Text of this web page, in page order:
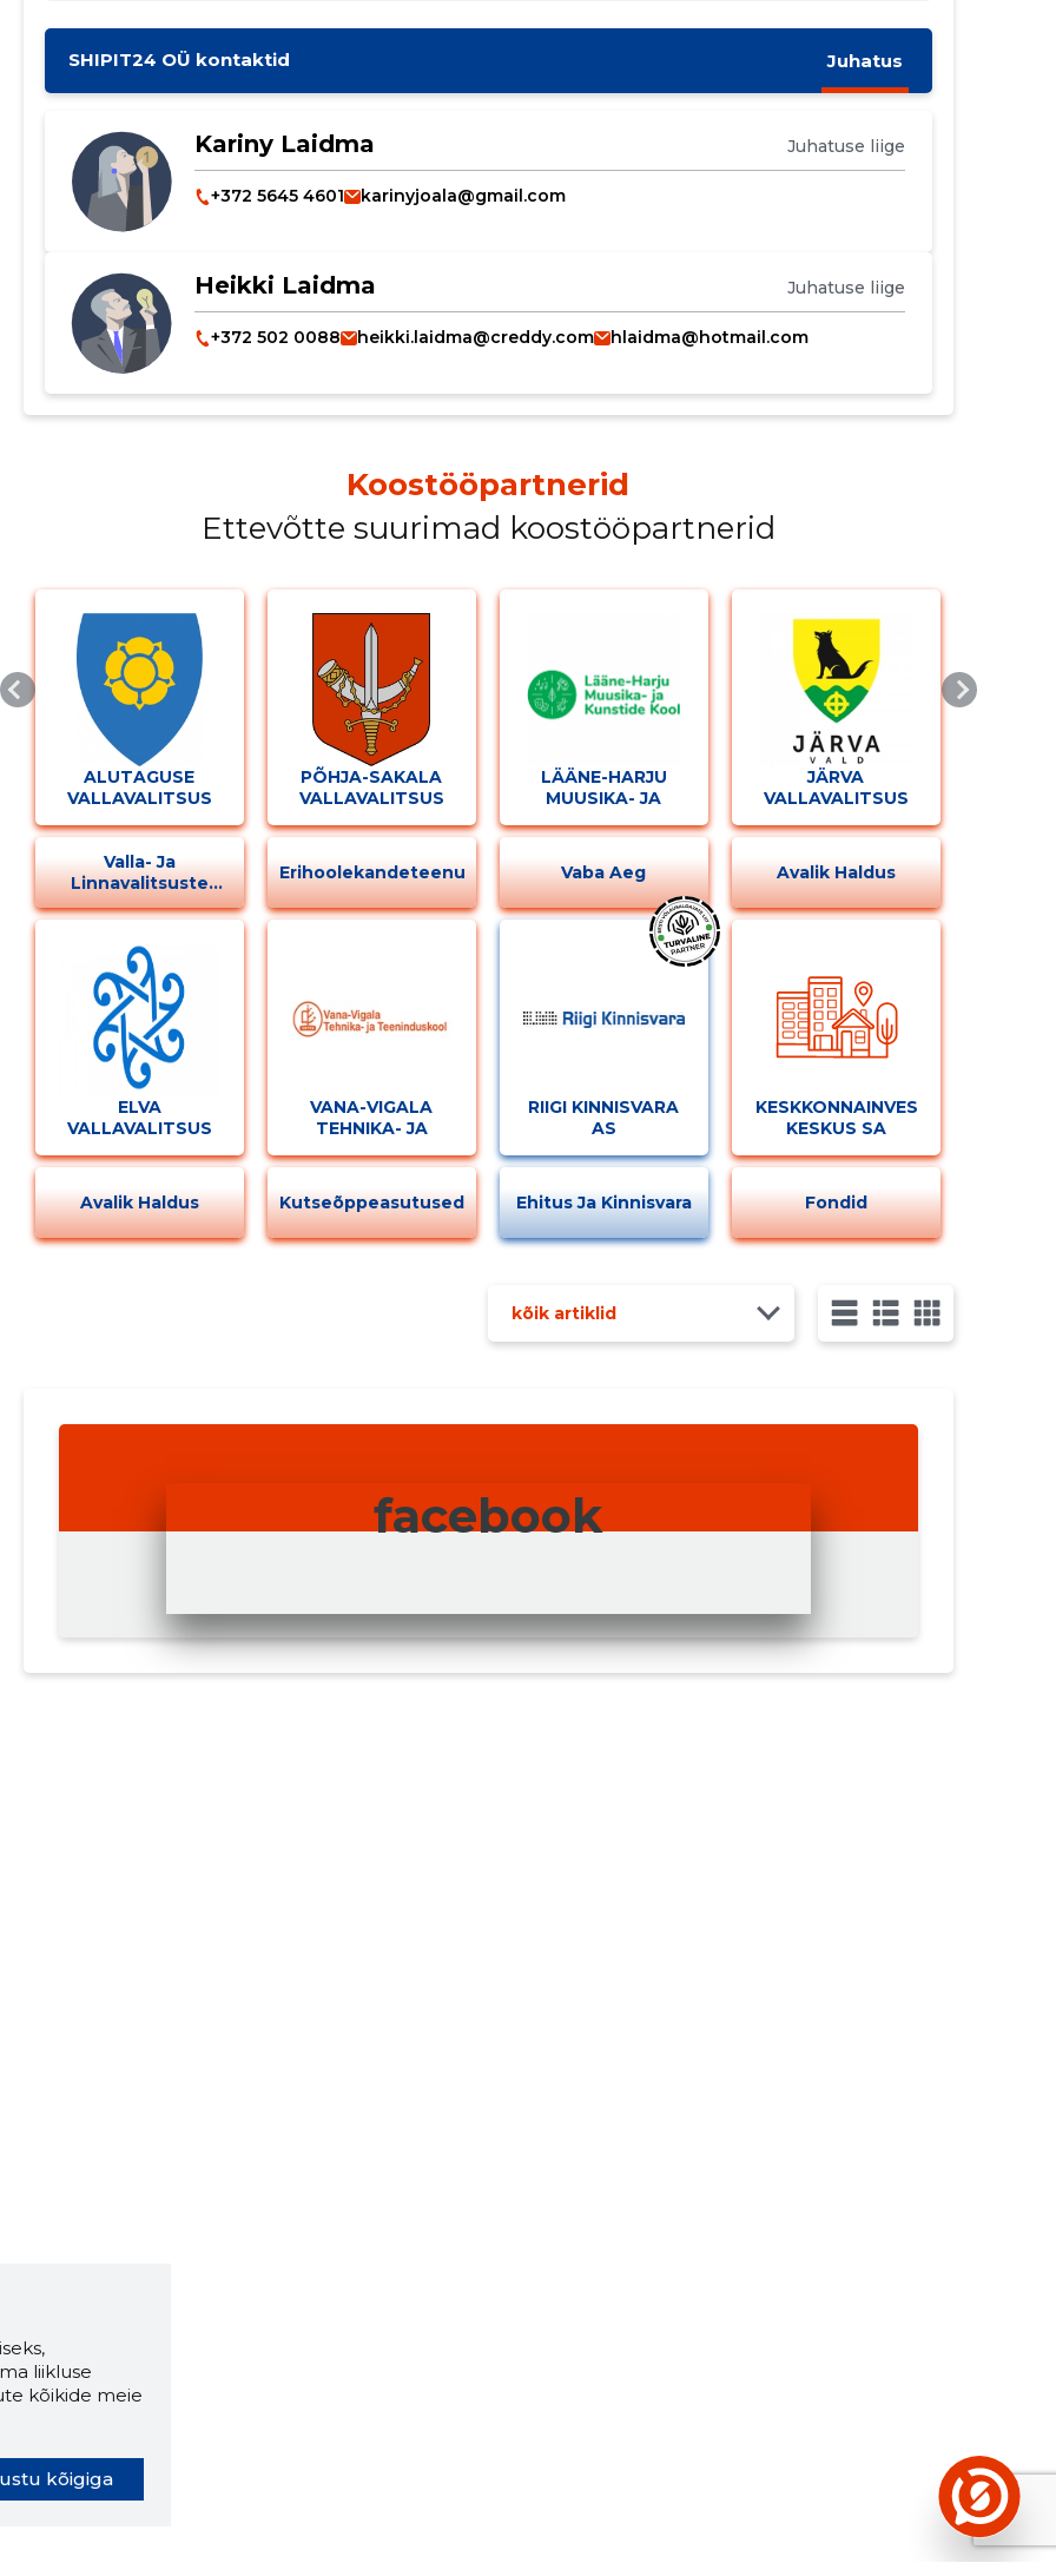
SHIPIT24 OÜ kontaktid Juhatus
Kariny Laidma Juhatuse liige
+372 5645 4601 karinyjoala@gmail.com
Heikki Laidma Juhatuse liige
+372 502 0088 heikki.laidma@creddy.com hlaidma@hotmail.com
Koostööpartnerid
Ettevõtte suurimad koostööpartnerid
ALUTAGUSE
VALLAVALITSUS
Valla- Ja
Linnavalitsuste
Tegevus
PÕHJA-SAKALA
VALLAVALITSUS
Erihoolekandeteenus
LÄÄNE-HARJU
MUUSIKA- JA
Vaba Aeg
JÄRVA
VALLAVALITSUS
Avalik Haldus
ELVA
VALLAVALITSUS
Avalik Haldus
VANA-VIGALA
TEHNIKA- JA
Kutseõppeasutused
RIIGI KINNISVARA
AS
Ehitus Ja Kinnisvara
KESKKONNAINVESTEERINGUTE
KESKUS SA
Fondid
kõik artiklid
Muuda pildi kirjeldust
MUUDA
facebook
liikluse
kõikide meie
kõigiga